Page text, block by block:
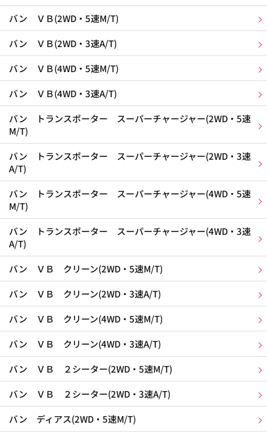
バン ＶＢ(2WD・5速M/T)
バン ＶＢ(2WD・3速A/T)
バン ＶＢ(4WD・5速M/T)
バン ＶＢ(4WD・3速A/T)
バン トランスポーター スーパーチャージャー(2WD・5速
M/T)
バン トランスポーター スーパーチャージャー(2WD・3速
A/T)
バン トランスポーター スーパーチャージャー(4WD・5速
M/T)
バン トランスポーター スーパーチャージャー(4WD・3速
A/T)
バン ＶＢ クリーン(2WD・5速M/T)
バン ＶＢ クリーン(2WD・3速A/T)
バン ＶＢ クリーン(4WD・5速M/T)
バン ＶＢ クリーン(4WD・3速A/T)
バン ＶＢ ２シーター(2WD・5速M/T)
バン ＶＢ ２シーター(2WD・3速A/T)
バン ディアス(2WD・5速M/T)